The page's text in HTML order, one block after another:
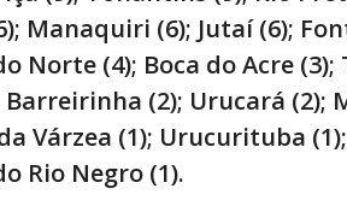
Manaquiri (6); Jutaí (6);
Norte (4); Boca do Acre (3);
(2); Urucará (2);
Várzea (1); Urucurituba
Rio Negro (1).